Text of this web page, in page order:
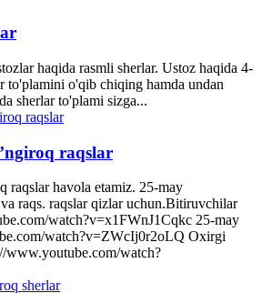
haqida rasmli sherlar. Ustoz haqida 4-
to'plamini o'qib chiqing hamda undan
sherlar to'plami sizga...
raqslar
raqslar havola etamiz. 25-may
raqs. raqslar qizlar uchun.Bitiruvchilar
watch?v=x1FWnJ1Cqkc 25-may
watch?v=ZWcIj0r2oLQ Oxirgi
www.youtube.com/watch?